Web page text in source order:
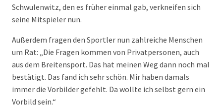
Schwulenwitz, den es früher einmal gab, verkneifen sich
seine Mitspieler nun.
Außerdem fragen den Sportler nun zahlreiche Menschen
um Rat: „Die Fragen kommen von Privatpersonen, auch
aus dem Breitensport. Das hat meinen Weg dann noch mal
bestätigt. Das fand ich sehr schön. Mir haben damals
immer die Vorbilder gefehlt. Da wollte ich selbst gern ein
Vorbild sein.“